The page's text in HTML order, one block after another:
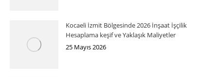
Kocaeli İzmit Bölgesinde 2026 İnşaat İşçilik
Hesaplama keşif ve Yaklaşık Maliyetler
25 Mayıs 2026